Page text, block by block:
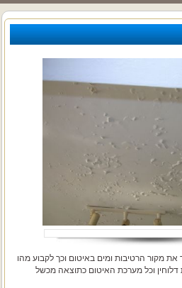
מקור הרטיבות ומים באיטום וכך לקבוע מהו
וכל מערכת האיטום כתוצאה מכשל